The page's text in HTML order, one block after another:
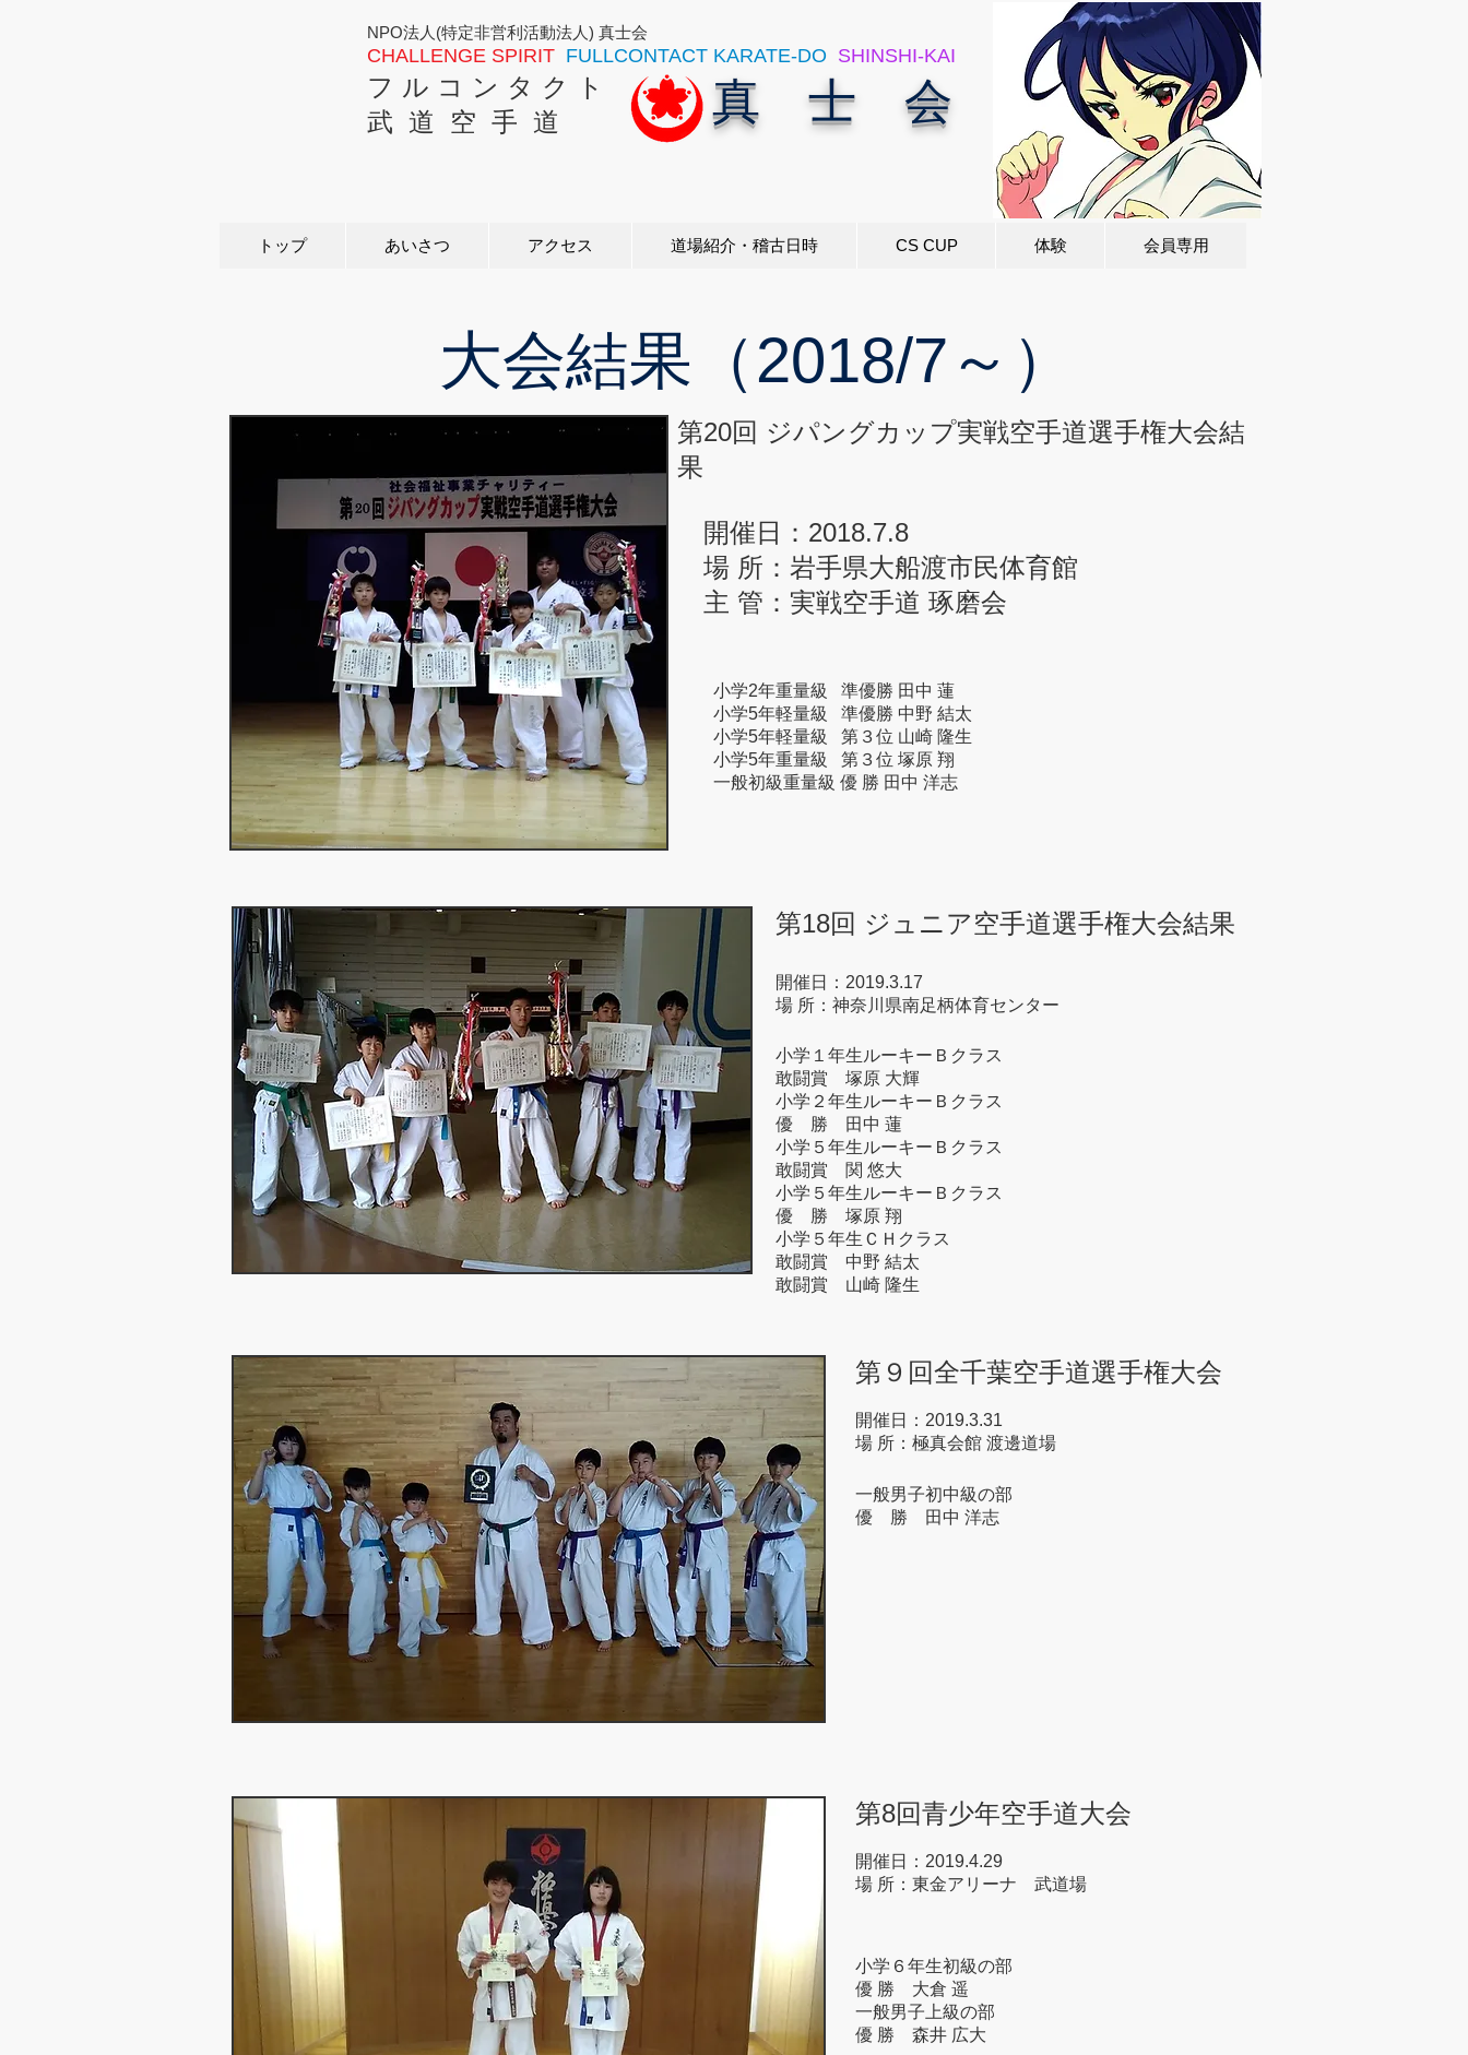
CHALLENGE SPIRIT FULLCONTACT KARATE-DO SHINSHI-KAI
フ ル コ ン タ ク ト
武 道 空 手 道
真 士 会
NPO法人(特定非営利活動法人) 真士会
トップ あいさつ アクセス 道場紹介・稽古日時 CS CUP 体験 会員専用
大会結果（2018/7～）
第20回 ジパングカップ実戦空手道選手権大会結
果
開催日：2018.7.8
場 所：岩手県大船渡市民体育館
主 管：実戦空手道 琢磨会
小学2年重量級 準優勝 田中 蓮
小学5年軽量級 準優勝 中野 結太
小学5年軽量級 第３位 山崎 隆生
小学5年重量級 第３位 塚原 翔
一般初級重量級 優 勝 田中 洋志
第18回 ジュニア空手道選手権大会結果
開催日：2019.3.17
場 所：神奈川県南足柄体育センター
小学１年生ルーキーＢクラス
敢闘賞 塚原 大輝
小学２年生ルーキーＢクラス
優 勝 田中 蓮
小学５年生ルーキーＢクラス
敢闘賞 関 悠大
小学５年生ルーキーＢクラス
優 勝 塚原 翔
小学５年生ＣＨクラス
敢闘賞 中野 結太
敢闘賞 山崎 隆生
第９回全千葉空手道選手権大会
開催日：2019.3.31
場 所：極真会館 渡邊道場
一般男子初中級の部
優 勝 田中 洋志
第8回青少年空手道大会
開催日：2019.4.29
場 所：東金アリーナ 武道場
小学６年生初級の部
優 勝 大倉 遥
一般男子上級の部
優 勝 森井 広大